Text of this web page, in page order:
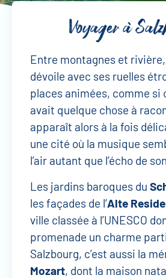
Voyager à
Entre montagnes et
dévoile avec ses ruelles
places animées, comme si
avait quelque chose à
apparaît alors à la fois
une cité où la musique
l’air autant que l’écho de
Les jardins baroques du
les façades de l’Alte
ville classée à l’UNESCO
promenade un charme
Salzbourg, c’est aussi la
Mozart, dont la maison